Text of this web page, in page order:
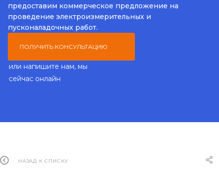
предоставим коммерческое предложение на
проведение электроизмерительных и
пусконаладочных работ.
ПОЛУЧИТЬ КОНСУЛЬТАЦИЮ
или напишите нам, мы
сейчас онлайн
НАЗАД К СПИСКУ